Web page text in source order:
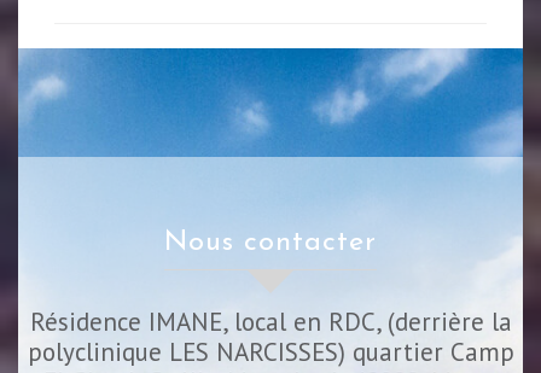
nous contacter
Résidence IMANE, local en RDC, (derrière la
polyclinique LES NARCISSES) quartier Camp